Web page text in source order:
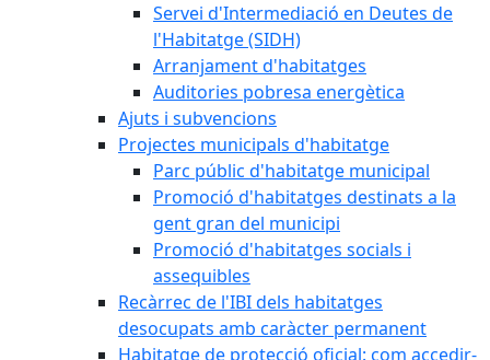
Servei d'Intermediació en Deutes de
l'Habitatge (SIDH)
Arranjament d'habitatges
Auditories pobresa energètica
Ajuts i subvencions
Projectes municipals d'habitatge
Parc públic d'habitatge municipal
Promoció d'habitatges destinats a la
gent gran del municipi
Promoció d'habitatges socials i
assequibles
Recàrrec de l'IBI dels habitatges
desocupats amb caràcter permanent
Habitatge de protecció oficial: com accedir-